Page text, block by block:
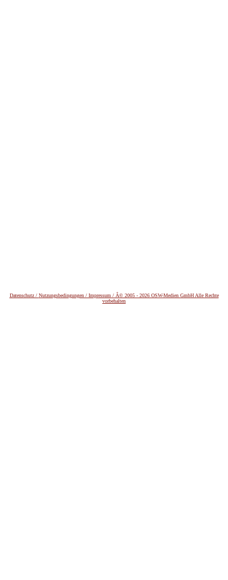
Datenschutz / Nutzungsbedingungen / Impressum / Â© 2005 - 2026 OSW-Medien GmbH Alle Rechte
vorbehalten